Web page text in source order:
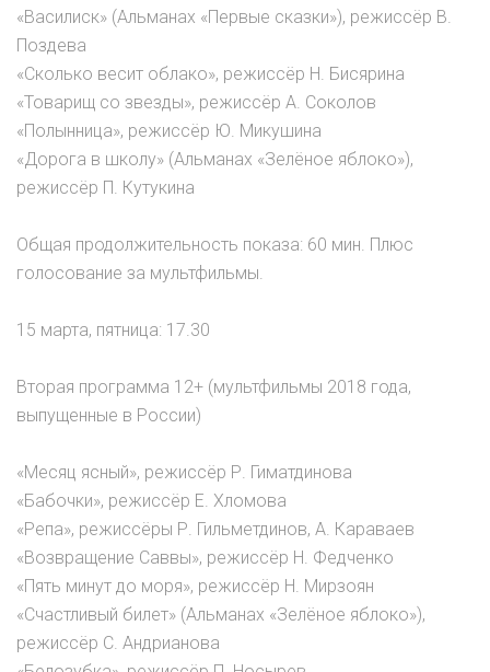
«Василиск» (Альманах «Первые сказки»), режиссёр В.
Поздева
«Сколько весит облако», режиссёр Н. Бисярина
«Товарищ со звезды», режиссёр А. Соколов
«Полынница», режиссёр Ю. Микушина
«Дорога в школу» (Альманах «Зелёное яблоко»),
режиссёр П. Кутукина
Общая продолжительность показа: 60 мин. Плюс
голосование за мультфильмы.
15 марта, пятница: 17.30
Вторая программа 12+ (мультфильмы 2018 года,
выпущенные в России)
«Месяц ясный», режиссёр Р. Гиматдинова
«Бабочки», режиссёр Е. Хломова
«Репа», режиссёры Р. Гильметдинов, А. Караваев
«Возвращение Саввы», режиссёр Н. Федченко
«Пять минут до моря», режиссёр Н. Мирзоян
«Счастливый билет» (Альманах «Зелёное яблоко»),
режиссёр С. Андрианова